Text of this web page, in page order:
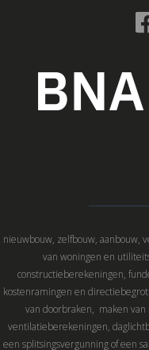
nieuwbouw, zelfbouw, aanbouw,
van woningen en
constructieberekeningen,
kostenramingen en
van doorbraken, maken
ventilatieberekeningen,
een splitsingsvergunning of een